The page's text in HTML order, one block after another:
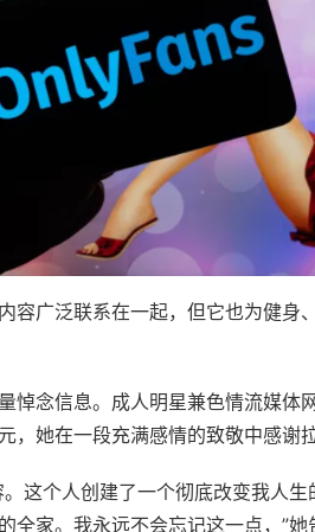
容广泛联系在一起，但它也为健身
悼念信息。成人明星兼色情流媒体
她在一段充满感情的致敬中感谢
这个人创建了一个彻底改变我人
家。我永远不会忘记这一点，”她